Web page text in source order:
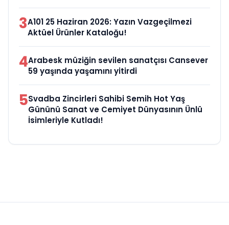
3A101 25 Haziran 2026: Yazın Vazgeçilmezi
Aktüel Ürünler Kataloğu!
4Arabesk müziğin sevilen sanatçısı Cansever
59 yaşında yaşamını yitirdi
5Svadba Zincirleri Sahibi Semih Hot Yaş
Gününü Sanat ve Cemiyet Dünyasının Ünlü
İsimleriyle Kutladı!